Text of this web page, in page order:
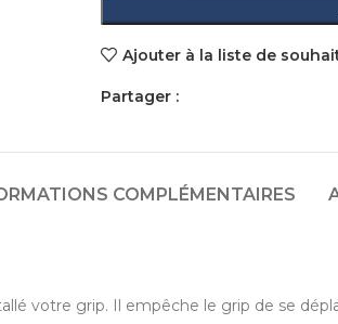
Ajouter à la liste de
Partager :
COMPLÉMENTAIRES
votre grip. Il empêche le grip de se